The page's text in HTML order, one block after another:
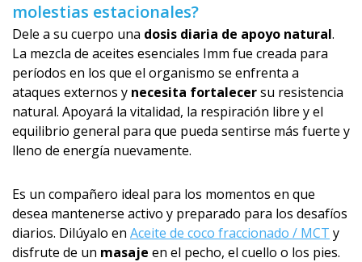
molestias estacionales?
Dele a su cuerpo una dosis diaria de apoyo natural.
La mezcla de aceites esenciales Imm fue creada para
períodos en los que el organismo se enfrenta a
ataques externos y necesita fortalecersu resistencia
natural. Apoyará la vitalidad, la respiración libre y el
equilibrio general para que pueda sentirse más fuerte y
lleno de energía nuevamente.
Es un compañero ideal para los momentos en que
desea mantenerse activo y preparado para los desafíos
diarios. Dilúyalo en Aceite de coco fraccionado / MCT y
disfrute de un masaje en el pecho, el cuello o los pies.